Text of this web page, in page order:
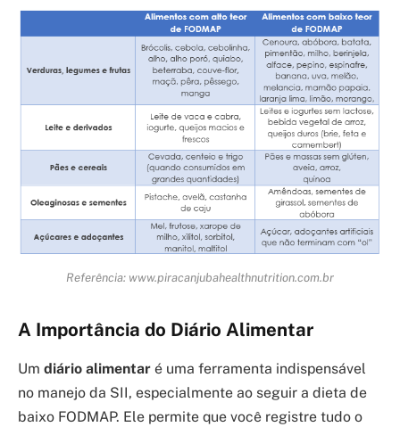
Referência: www.piracanjubahealthnutrition.com.br
A Importância do Diário Alimentar
Um diário alimentar é uma ferramenta indispensável
no manejo da SII, especialmente ao seguir a dieta de
baixo FODMAP. Ele permite que você registre tudo o